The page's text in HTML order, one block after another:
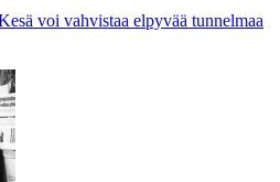
voi vahvistaa elpyvää tunnelmaa